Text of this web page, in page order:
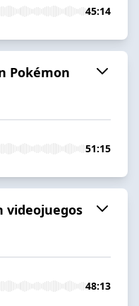
45:14
Pokémon
51:15
videojuegos
48:13